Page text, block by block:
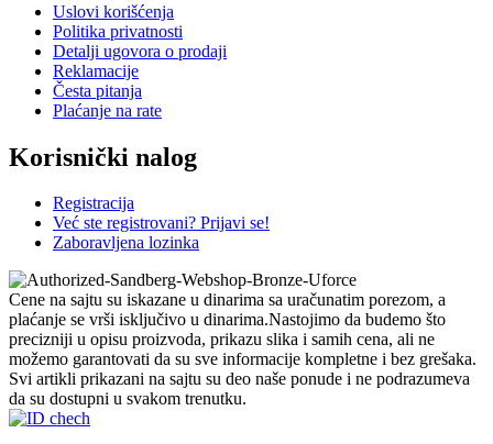
Uslovi korišćenja
Politika privatnosti
Detalji ugovora o prodaji
Reklamacije
Česta pitanja
Plaćanje na rate
Korisnički nalog
Registracija
Već ste registrovani? Prijavi se!
Zaboravljena lozinka
Cene na sajtu su iskazane u dinarima sa uračunatim porezom, a
plaćanje se vrši isključivo u dinarima.Nastojimo da budemo što
precizniji u opisu proizvoda, prikazu slika i samih cena, ali ne
možemo garantovati da su sve informacije kompletne i bez grešaka.
Svi artikli prikazani na sajtu su deo naše ponude i ne podrazumeva
da su dostupni u svakom trenutku.